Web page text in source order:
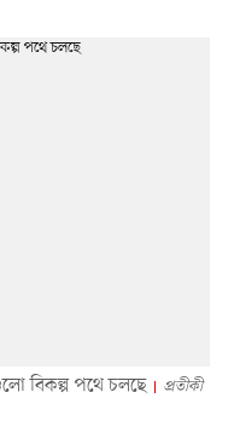
বিকল্প পথে চলছে
প্রতীকী